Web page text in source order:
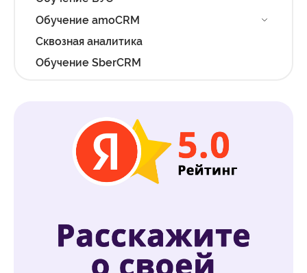
Обучение amoCRM
Сквозная аналитика
Обучение SberCRM